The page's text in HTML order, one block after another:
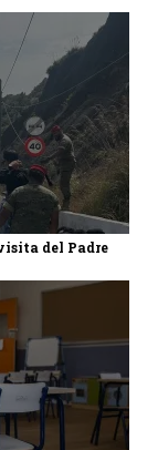
del Padre